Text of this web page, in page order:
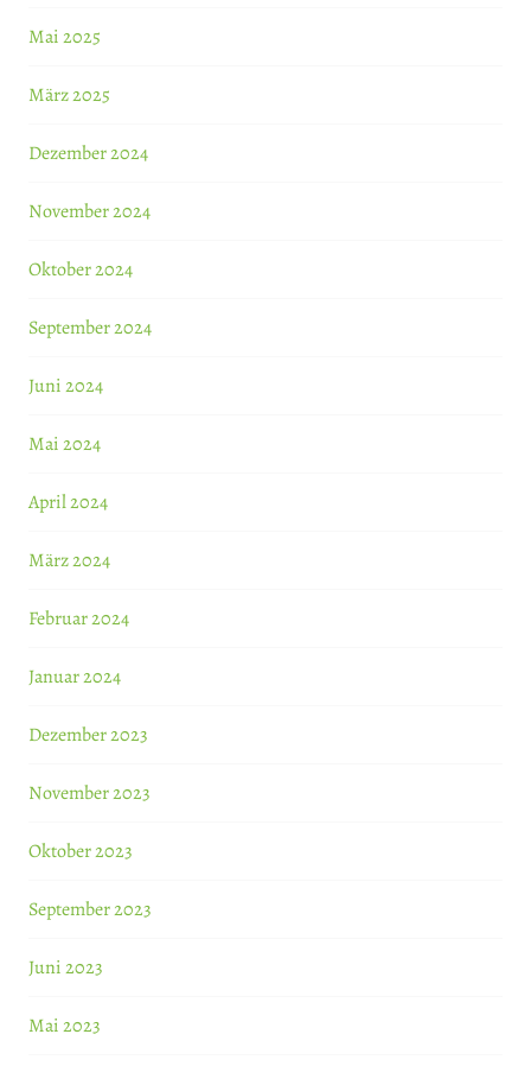
Mai 2025
März 2025
Dezember 2024
November 2024
Oktober 2024
September 2024
Juni 2024
Mai 2024
April 2024
März 2024
Februar 2024
Januar 2024
Dezember 2023
November 2023
Oktober 2023
September 2023
Juni 2023
Mai 2023